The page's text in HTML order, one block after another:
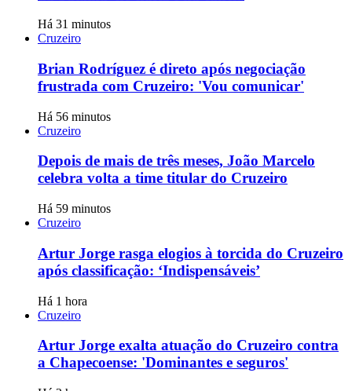
Há 31 minutos
Cruzeiro
Brian Rodríguez é direto após negociação
frustrada com Cruzeiro: 'Vou comunicar'
Há 56 minutos
Cruzeiro
Depois de mais de três meses, João Marcelo
celebra volta a time titular do Cruzeiro
Há 59 minutos
Cruzeiro
Artur Jorge rasga elogios à torcida do Cruzeiro
após classificação: ‘Indispensáveis’
Há 1 hora
Cruzeiro
Artur Jorge exalta atuação do Cruzeiro contra
a Chapecoense: 'Dominantes e seguros'